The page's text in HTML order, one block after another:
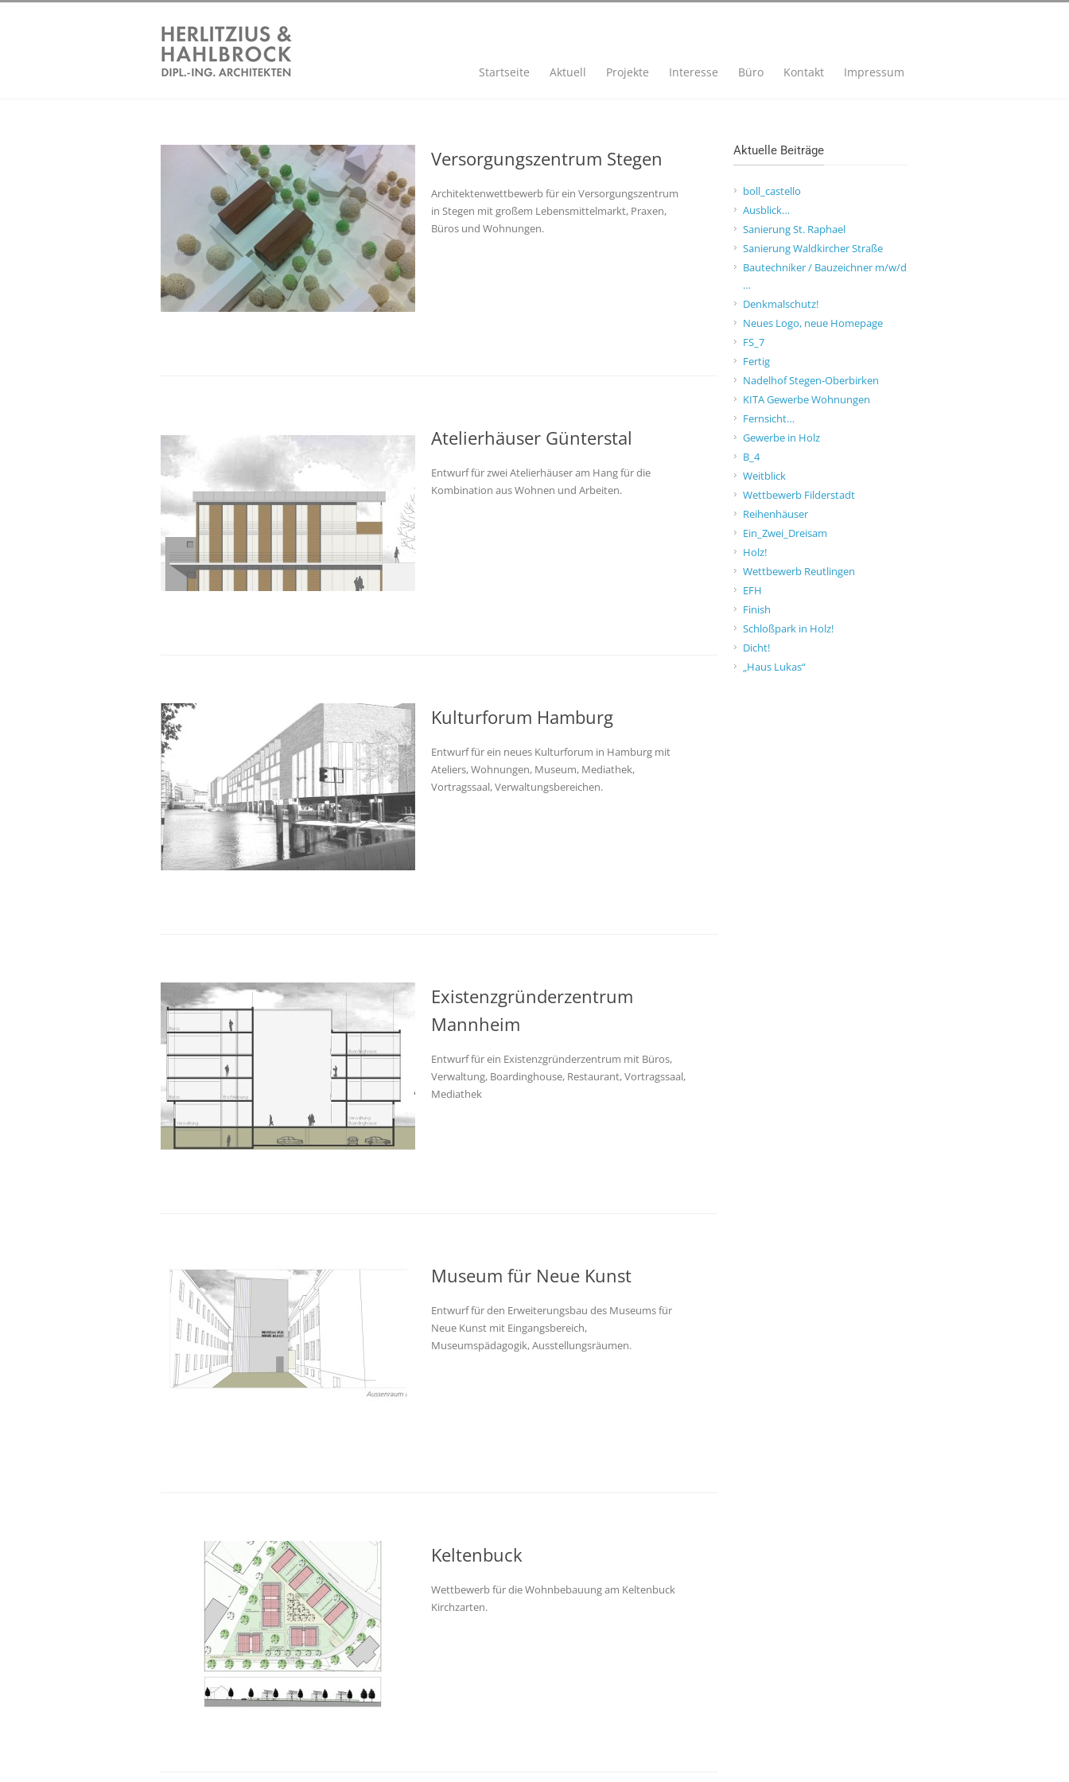
Startseite Aktuell Projekte Interesse Büro Kontakt Impressum
Versorgungszentrum Stegen
Architektenwettbewerb für ein Versorgungszentrum
in Stegen mit großem Lebensmittelmarkt, Praxen,
Büros und Wohnungen.
Atelierhäuser Günterstal
Entwurf für zwei Atelierhäuser am Hang für die
Kombination aus Wohnen und Arbeiten.
Kulturforum Hamburg
Entwurf für ein neues Kulturforum in Hamburg mit
Ateliers, Wohnungen, Museum, Mediathek,
Vortragssaal, Verwaltungsbereichen.
Existenzgründerzentrum
Mannheim
Entwurf für ein Existenzgründerzentrum mit Büros,
Verwaltung, Boardinghouse, Restaurant, Vortragssaal,
Mediathek
Museum für Neue Kunst
Entwurf für den Erweiterungsbau des Museums für
Neue Kunst mit Eingangsbereich,
Museumspädagogik, Ausstellungsräumen.
Keltenbuck
Wettbewerb für die Wohnbebauung am Keltenbuck
Kirchzarten.
Aktuelle Beiträge
boll_castello
Ausblick…
Sanierung St. Raphael
Sanierung Waldkircher Straße
Bautechniker / Bauzeichner m/w/d
…
Denkmalschutz!
Neues Logo, neue Homepage
FS_7
Fertig
Nadelhof Stegen-Oberbirken
KITA Gewerbe Wohnungen
Fernsicht…
Gewerbe in Holz
B_4
Weitblick
Wettbewerb Filderstadt
Reihenhäuser
Ein_Zwei_Dreisam
Holz!
Wettbewerb Reutlingen
EFH
Finish
Schloßpark in Holz!
Dicht!
„Haus Lukas“